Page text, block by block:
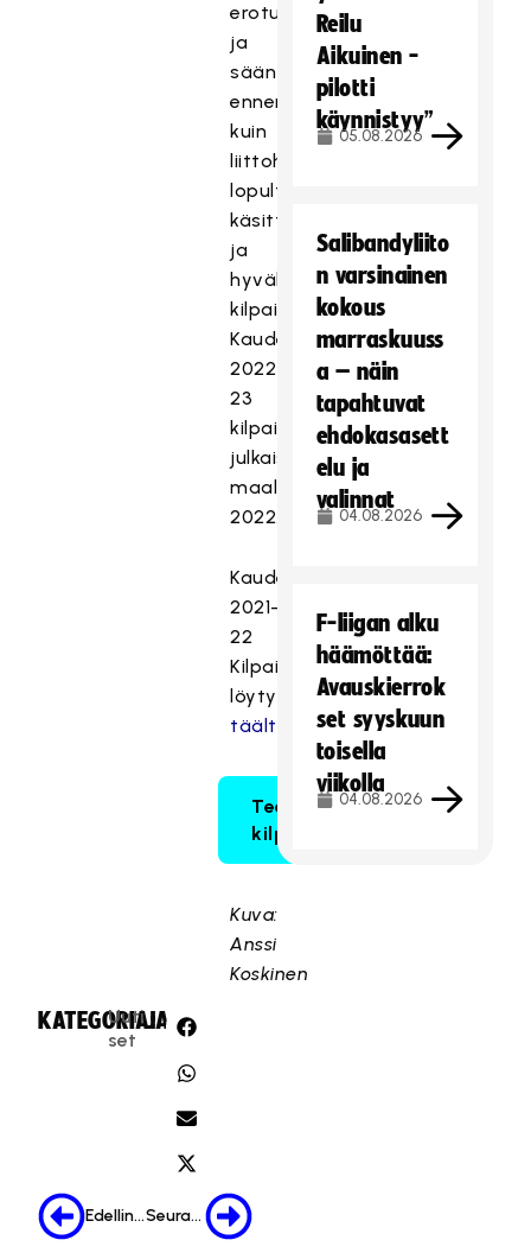
erotuomari
ja
sääntövaliokunnissa
ennen
kuin
liittohallitus
lopulta
käsittelee
ja
hyväksyy
kilpailusäännöt.
Kauden
2022-
23
kilpailusäännöt
julkaistaan
maaliskuussa
2022.
Kauden
2021-
22
Kilpailusäännöt
löytyvät
täältä.
Tee muutosesitys
kilpailusääntöihin.
Kuva:
Anssi
Koskinen
KATEGORIA:
Uuti
set
JAA:
Edellinen Seuraava
Reilu
Aikuinen -
pilotti
käynnistyy”
05.08.2026
Salibandyliito
n varsinainen
kokous
marraskuuss
a – näin
tapahtuvat
ehdokasasett
elu ja
valinnat
04.08.2026
F-liigan alku
häämöttää:
Avauskierrok
set syyskuun
toisella
viikolla
04.08.2026